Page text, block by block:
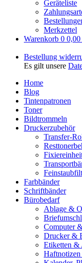
Geräteliste
Merkzettel
Warenkorb 0
Bestellung
Es gilt unsere
Home
Blog
Tintenpatronen
Toner
Bildtrommeln
Druckerzubehör
Transfer-
Farbbänder
Schriftbänder
Bürobedarf
Ablage &
Computer
Drucker &
Etiketten &